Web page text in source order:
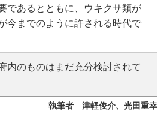
であるとともに、ウキクサ類が
今までのように許される時代で
内のものはまだ充分検討されて
執筆者 津軽俊介、光田重幸